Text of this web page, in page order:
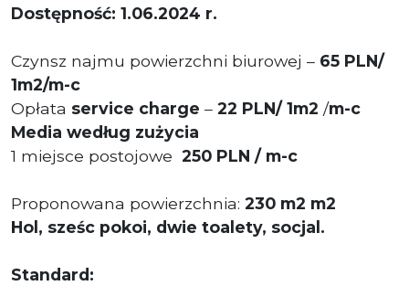
Dostępność: 1.06.2024 r.
Czynsz najmu powierzchni biurowej – 65 PLN/
1m2/m-c
Opłata service charge – 22 PLN/ 1m2 /m-c
Media według zużycia
1 miejsce postojowe 250 PLN / m-c
Proponowana powierzchnia: 230 m2 m2
Hol, sześc pokoi, dwie toalety, socjal.
Standard: